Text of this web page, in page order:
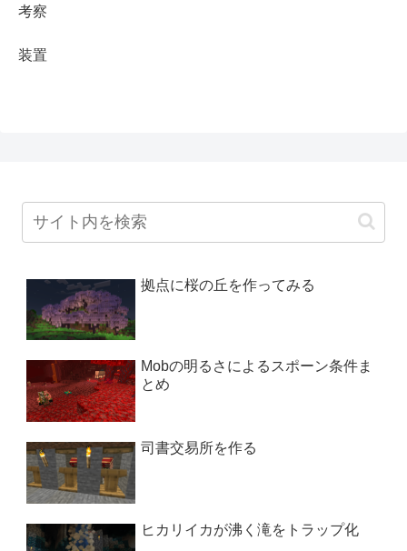
考察
装置
拠点に桜の丘を作ってみる
Mobの明るさによるスポーン条件ま
とめ
司書交易所を作る
ヒカリイカが沸く滝をトラップ化